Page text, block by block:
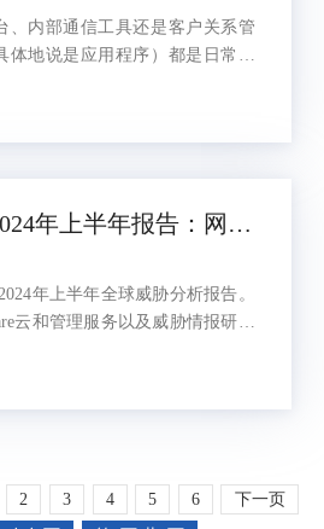
、内部通信工具还是客户关系管
体地说是应用程序）都是日常运
。当关键系统出现宕机时，影响
Radware发布2024年上半年报告：网络DDoS攻击攀升265%
年上半年全球威胁分析报告。
云和管理服务以及威胁情报研究
活动。
2 3 4 5 6
下一页